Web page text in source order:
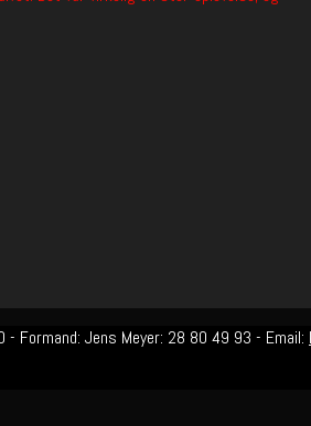
Formand: Jens Meyer: 28 80 49 93 - Email: